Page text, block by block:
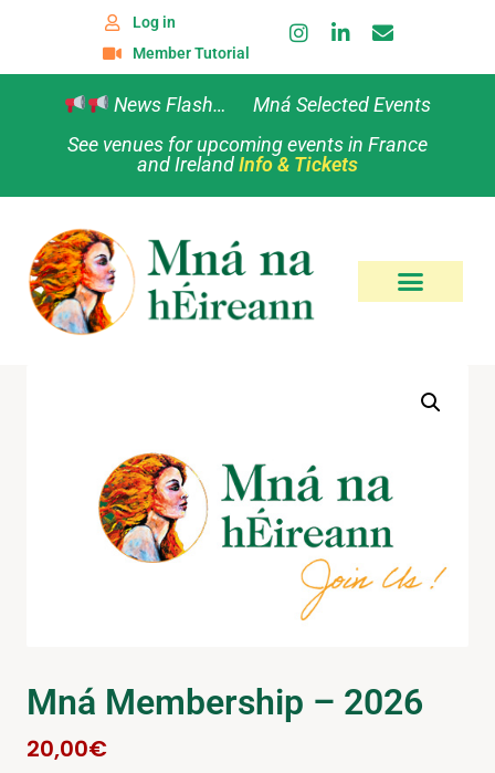
Log in
Member Tutorial
News Flash… Mná Selected Events
See venues for upcoming events in France
and IrelandInfo & Tickets
Mná Membership – 2026
20,00€